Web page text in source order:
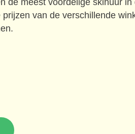
de meest voordelige skihuur
van de verschillende